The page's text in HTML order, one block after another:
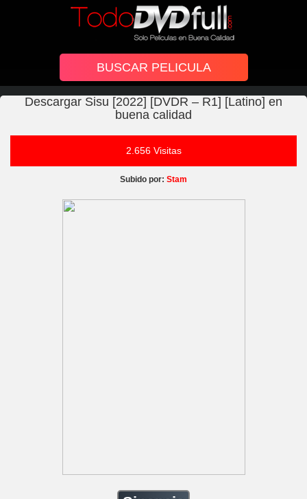
Descargar Sisu [2022] [DVDR – R1] [Latino] en
buena calidad
2.656 Visitas
Subido por: Stam